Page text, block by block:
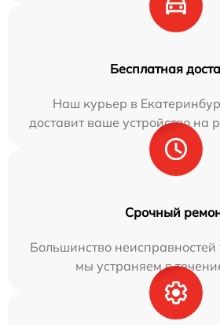
Бесплатная
Наш курьер в
доставит ваше устройство на
Срочный
Большинство
мы устраняем в